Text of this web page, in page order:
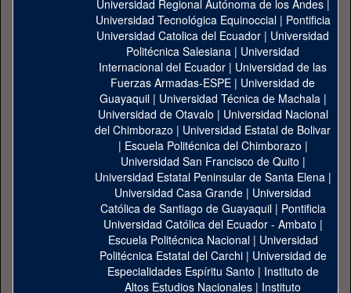
Universidad Regional Autónoma de los Andes|
Universidad Tecnológica Equinoccial| Pontificia
Universidad Catolica del Ecuador | Universidad
Politécnica Salesiana | Universidad
Internacional del Ecuador | Universidad de las
Fuerzas Armadas-ESPE | Universidad de
Guayaquil| Universidad Técnica de Machala|
Universidad de Otavalo | Universidad Nacional
del Chimborazo | Universidad Estatal de Bolivar
| Escuela Politécnica del Chimborazo |
Universidad San Francisco de Quito |
Universidad Estatal Peninsular de Santa Elena|
Universidad Casa Grande | Universidad
Católica de Santiago de Guayaquil| Pontificia
Universidad Católica del Ecuador - Ambato |
Escuela Politécnica Nacional| Universidad
Politécnica Estatal del Carchi| Universidad de
Especialidades Espíritu Santo | Instituto de
Altos Estudios Nacionales | Instituto